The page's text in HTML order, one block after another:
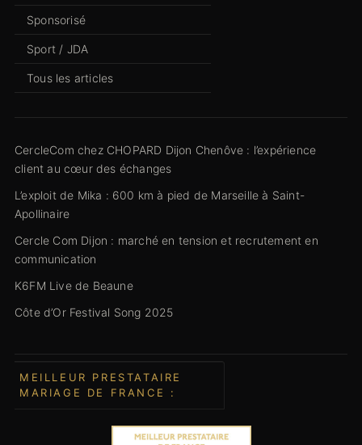
Sponsorisé
Sport / JDA
Tous les articles
CercleCom chez CHOPARD Dijon Chenôve : l’expérience
client au cœur des échanges
L’exploit de Mika : 600 km à pied de Marseille à Saint-
Apollinaire
Cercle Com Dijon : marché en tension et recrutement en
communication
K6FM Live de Beaune
Côte d’Or Festival Song 2025
MEILLEUR PRESTATAIRE
MARIAGE DE FRANCE :